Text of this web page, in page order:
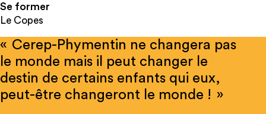
Se former
Le Copes
« Cerep-Phymentin ne changera pas
le monde mais il peut changer le
destin de certains enfants qui eux,
peut-être changeront le monde ! »